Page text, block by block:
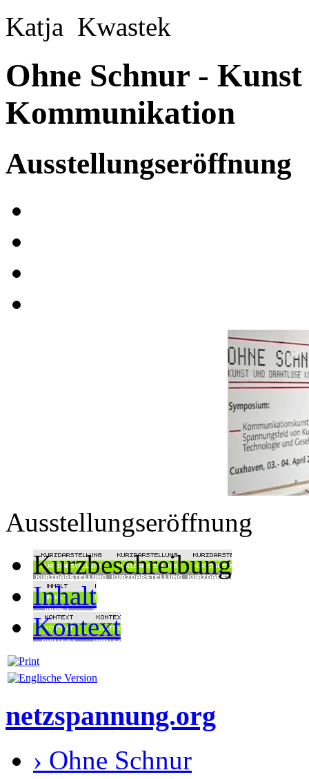
Katja Kwastek
Ohne Schnur -
Kommunikation
Ausstellungseröffnung
Ausstellungseröffnung
Kurzbeschreibung
Inhalt
Kontext
netzspannung.org
› Ohne Schnur